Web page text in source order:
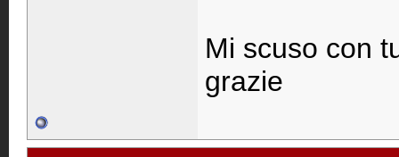
Mi scuso con
grazie